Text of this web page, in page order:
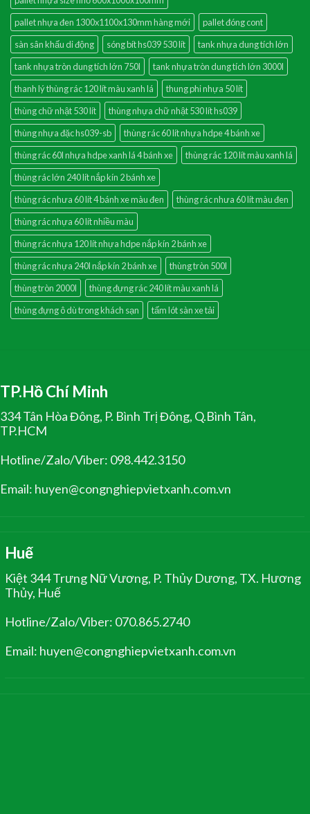
pallet nhựa đen 1300x1100x130mm hàng mới
pallet đóng cont
sàn sân khấu di động
sóng bít hs039 530 lít
tank nhựa dung tích lớn
tank nhựa tròn dung tích lớn 750l
tank nhựa tròn dung tích lớn 3000l
thanh lý thùng rác 120 lít màu xanh lá
thung phi nhựa 50 lít
thùng chữ nhật 530 lít
thùng nhựa chữ nhật 530 lít hs039
thùng nhựa đặc hs039-sb
thùng rác 60 lít nhựa hdpe 4 bánh xe
thùng rác 60l nhựa hdpe xanh lá 4 bánh xe
thùng rác 120 lít màu xanh lá
thùng rác lớn 240 lít nắp kín 2 bánh xe
thùng rác nhưa 60 lít 4 bánh xe màu đen
thùng rác nhưa 60 lít màu đen
thùng rác nhựa 60 lít nhiều màu
thùng rác nhựa 120 lít nhựa hdpe nắp kín 2 bánh xe
thùng rác nhựa 240l nắp kín 2 bánh xe
thùng tròn 500l
thùng tròn 2000l
thùng đựng rác 240 lít màu xanh lá
thùng đựng ô dù trong khách sạn
tấm lót sàn xe tải
TP.Hồ Chí Minh
334 Tân Hòa Đông, P. Bình Trị Đông, Q.Bình Tân,
TP.HCM
Hotline/Zalo/Viber: 098.442.3150
Email: huyen@congnghiepvietxanh.com.vn
Huế
Kiệt 344 Trưng Nữ Vương, P. Thủy Dương, TX. Hương
Thủy, Huế
Hotline/Zalo/Viber: 070.865.2740
Email: huyen@congnghiepvietxanh.com.vn